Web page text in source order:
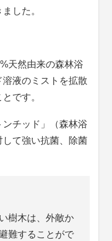
した。
天然由来の森林浴
液のミストを拡散
です。
チッド」（森林浴
て強い抗菌、除菌
樹木は、外敵か
難することがで